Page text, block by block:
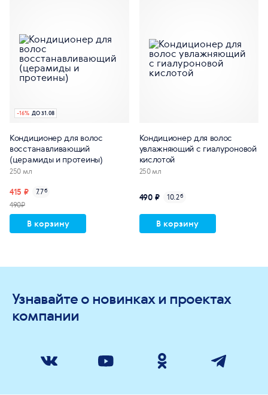
-16% ДО 31.08
Кондиционер для волос
восстанавливающий
(церамиды и протеины)
250 мл
415 ₽ 7.7б
490₽
В корзину
Кондиционер для волос
увлажняющий с гиалуроновой
кислотой
250 мл
490 ₽ 10.2б
В корзину
Узнавайте о новинках и проектах
компании